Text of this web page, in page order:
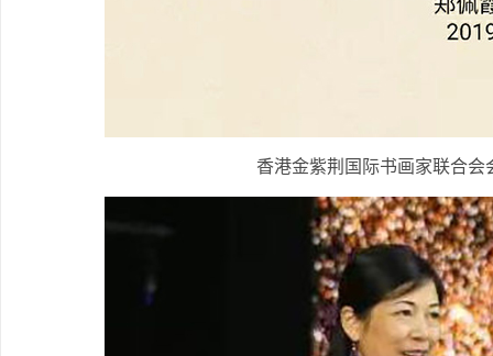
香港金紫荆国际书画家联合会